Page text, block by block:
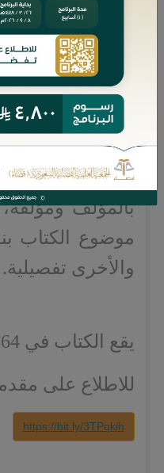
ومما طُرِح في
من كتابات بهذا
(الدولة
حـلاق، الـذي
إسلاميًّا حاول
في هذا الكتاب
بالمؤلف
موضوع الكتاب
والأخرى تفصيلية.
يقع الكتاب في 64 صفحة.
للاطلاع على
https://bit.ly/3TPqkih